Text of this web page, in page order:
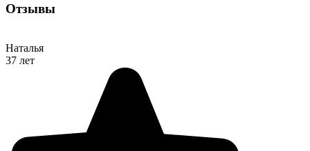
Отзывы
Наталья
37 лет